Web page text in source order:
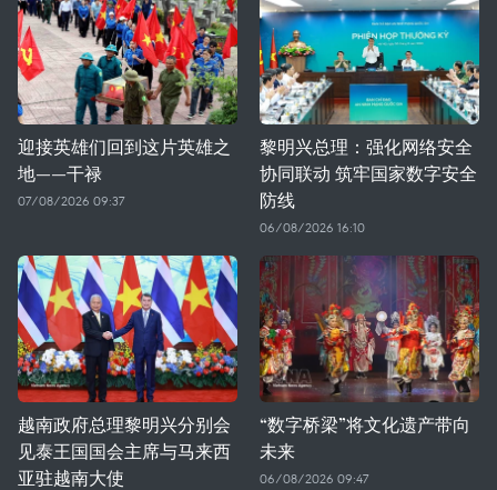
迎接英雄们回到这片英雄之
地——干禄
07/08/2026 09:37
黎明兴总理：强化网络安全
协同联动 筑牢国家数字安全
防线
06/08/2026 16:10
越南政府总理黎明兴分别会
见泰王国国会主席与马来西
亚驻越南大使
“数字桥梁”将文化遗产带向
未来
06/08/2026 09:47